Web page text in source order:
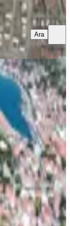
Ara
Marina
Arsa